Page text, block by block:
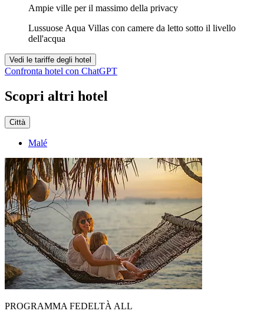
Ampie ville per il massimo della privacy
Lussuose Aqua Villas con camere da letto sotto il livello
dell'acqua
Vedi le tariffe degli hotel
Confronta hotel con ChatGPT
Scopri altri hotel
Città
Malé
PROGRAMMA FEDELTÀ ALL